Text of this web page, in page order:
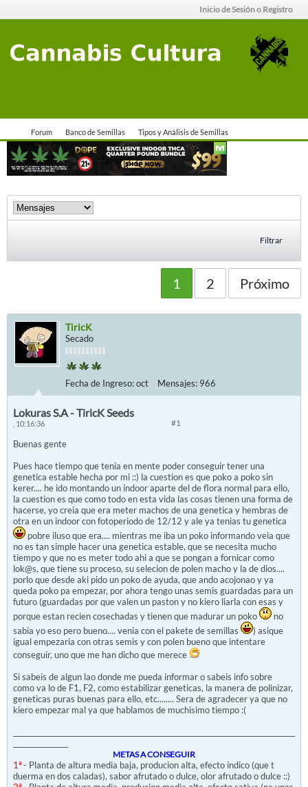
Inicio de Sesión o Registro
Forum Banco de Semillas Tipos y Análisis de Semillas
Lokuras S.A - TiricK Seeds
Filtrar
1 2 Próximo
TiricK
Secado
Fecha de Ingreso:oct Mensajes: 966
#1
Lokuras S.A - TiricK Seeds
, 10:16:36
Buenas gente
Pues hace tiempo que tenia en mente poder conseguir tener una
genetica estable hecha por mi ::) la cuestion es que poko a poko sin
kerer.... he ido montando un indoor aparte del de flora normal para ello,
la cuestion es que como todo en esta vida las cosas tienen una forma de
hacerse, yo creia que era meter machos de una genetica y hembras de
otra en un indoor con fotoperiodo de 12/12 y ale ya tenias tu genetica
pobre iluso que era.... mientras me iba un poko informando veia que
no es tan simple hacer una genetica estable, que se necesita mucho
tiempo y que no es meter todo ahi a que se pongan a fornicar como
lok@s, que tiene su proceso, su selecion de polen macho y la de dios....
porlo que desde aki pido un poko de ayuda, que ando acojonao y ya
queda poko pa empezar, por ahora tengo unas semis guardadas para un
futuro (guardadas por que valen un paston y no kiero liarla con esas y
porque estan recien cosechadas y tienen que madurar un poko
no
sabia yo eso pero bueno.... venia con el pakete de semillas
) asique
igual empezaria con otras semis y con polen bueno que intentare
conseguir, uno que me han dicho que merece
Si sabeis de algun lao donde me pueda informar o sabeis info sobre
como va lo de F1, F2, como estabilizar geneticas, la manera de polinizar,
geneticas puras buenas para ello, etc........ Sera de agradecer ya que no
kiero empezar mal ya que hablamos de muchisimo tiempo :(
METAS A CONSEGUIR
1ª- Planta de altura media baja, producion alta, efecto indico (que t
duerma en dos caladas), sabor afrutado o dulce, olor afrutado o dulce ::)